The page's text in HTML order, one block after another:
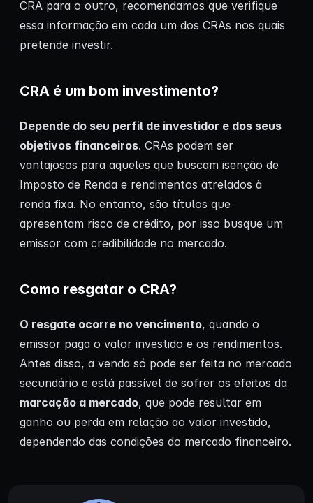
CRA para o outro, recomendamos que verifique
essa informação em cada um dos CRAs nos quais
pretende investir.
CRA é um bom investimento?
Depende do seu perfil de investidor e dos seus
objetivos financeiros. CRAs podem ser
vantajosos para aqueles que buscam isenção de
Imposto de Renda e rendimentos atrelados à
renda fixa. No entanto, são títulos que
apresentam risco de crédito, por isso busque um
emissor com credibilidade no mercado.
Como resgatar o CRA?
O resgate ocorre no vencimento, quando o
emissor paga o valor investido e os rendimentos.
Antes disso, a venda só pode ser feita no mercado
secundário e está passível de sofrer os efeitos da
marcação a mercado, que pode resultar em
ganho ou perda em relação ao valor investido,
dependendo das condições do mercado financeiro.